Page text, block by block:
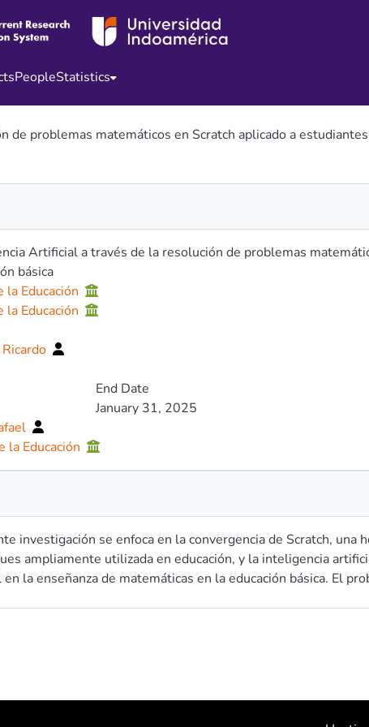
PeopleStatistics
problemas matemáticos en Scratch aplicado a
Artificial a través de la resolución de problemas
básica
la Educación
la Educación
End Date
January 31, 2025
la Educación
investigación se enfoca en la convergencia de Scratch, una
ampliamente utilizada en educación, y la inteligencia
la enseñanza de matemáticas en la educación básica. El